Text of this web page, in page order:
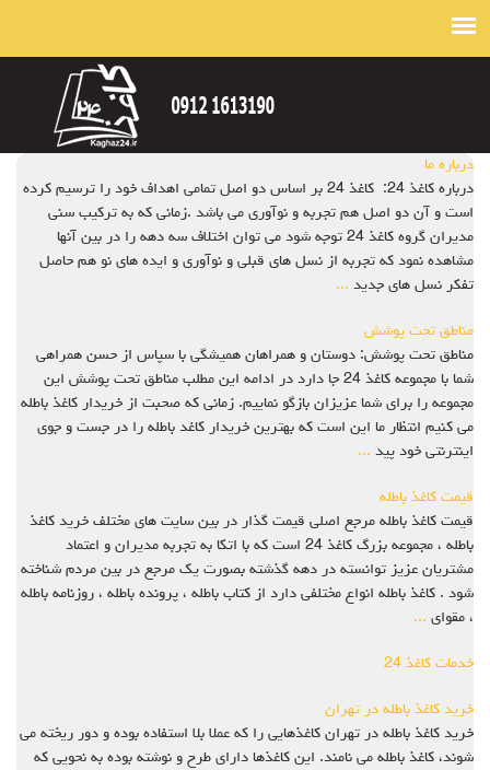
درباره ما
درباره کاغذ 24: کاغذ 24 بر اساس دو اصل تمامی اهداف خود را ترسیم کرده
است و آن دو اصل هم تجربه و نوآوری می باشد .زمانی که به ترکیب سنی
مدیران گروه کاغذ 24 توجه شود می توان اختلاف سه دهه را در بین آنها
مشاهده نمود که تجربه از نسل های قبلی و نوآوری و ایده های نو هم حاصل
تفکر نسل های جدید ...
مناطق تحت پوشش
مناطق تحت پوشش: دوستان و همراهان همیشگی با سپاس از حسن همراهی
شما با مجموعه کاغذ 24 جا دارد در ادامه این مطلب مناطق تحت پوشش این
مجموعه را برای شما عزیزان بازگو نماییم. زمانی که صحبت از خریدار کاغذ باطله
می کنیم انتظار ما این است که بهترین خریدار کاغد باطله را در جست و جوی
اینترنتی خود پید ...
قیمت کاغذ باطله
قیمت کاغذ باطله مرجع اصلی قیمت گذار در بین سایت های مختلف خرید کاغذ
باطله ، مجموعه بزرگ کاغذ 24 است که با اتکا به تجربه مدیران و اعتماد
مشتریان عزیز توانسته در دهه گذشته بصورت یک مرجع در بین مردم شناخته
شود . کاغذ باطله انواع مختلفی دارد از کتاب باطله ، پرونده باطله ، روزنامه باطله
، مقوای ...
خدمات کاغذ 24
خرید کاغذ باطله در تهران
خرید کاغذ باطله در تهران کاغذهایی را که عملا بلا استفاده بوده و دور ریخته می
شوند، کاغذ باطله می نامند. این کاغذها دارای طرح و نوشته بوده به نحویی که